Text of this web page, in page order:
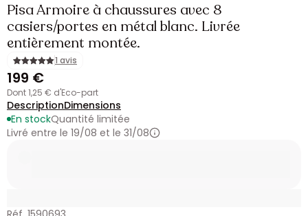
Pisa Armoire à chaussures avec 8
casiers/portes en métal blanc. Livrée
entièrement montée.
1 avis
199 €
dont 1,25 € d'Eco-part
DescriptionDimensions
En stockQuantité limitée
Livré entre le 19/08 et le 31/08